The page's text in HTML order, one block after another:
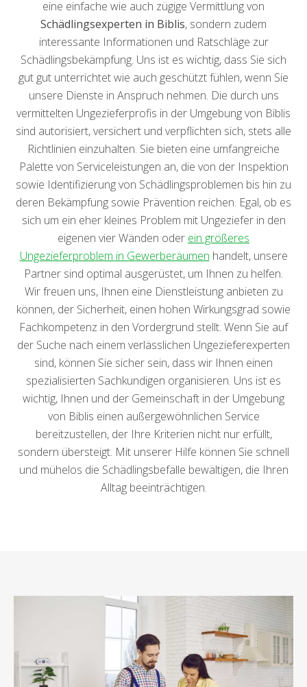
eine einfache wie auch zügige Vermittlung von
Schädlingsexperten in Biblis, sondern zudem
interessante Informationen und Ratschläge zur
Schädlingsbekämpfung. Uns ist es wichtig, dass Sie sich
gut gut unterrichtet wie auch geschützt fühlen, wenn Sie
unsere Dienste in Anspruch nehmen. Die durch uns
vermittelten Ungezieferprofis in der Umgebung von Biblis
sind autorisiert, versichert und verpflichten sich, stets alle
Richtlinien einzuhalten. Sie bieten eine umfangreiche
Palette von Serviceleistungen an, die von der Inspektion
sowie Identifizierung von Schädlingsproblemen bis hin zu
deren Bekämpfung sowie Prävention reichen. Egal, ob es
sich um ein eher kleines Problem mit Ungeziefer in den
eigenen vier Wänden oder ein größeres
Ungezieferproblem in Gewerberäumen handelt, unsere
Partner sind optimal ausgerüstet, um Ihnen zu helfen.
Wir freuen uns, Ihnen eine Dienstleistung anbieten zu
können, der Sicherheit, einen hohen Wirkungsgrad sowie
Fachkompetenz in den Vordergrund stellt. Wenn Sie auf
der Suche nach einem verlässlichen Ungezieferexperten
sind, können Sie sicher sein, dass wir Ihnen einen
spezialisierten Sachkundigen organisieren. Uns ist es
wichtig, Ihnen und der Gemeinschaft in der Umgebung
von Biblis einen außergewöhnlichen Service
bereitzustellen, der Ihre Kriterien nicht nur erfüllt,
sondern übersteigt. Mit unserer Hilfe können Sie schnell
und mühelos die Schädlingsbefälle bewältigen, die Ihren
Alltag beeinträchtigen.